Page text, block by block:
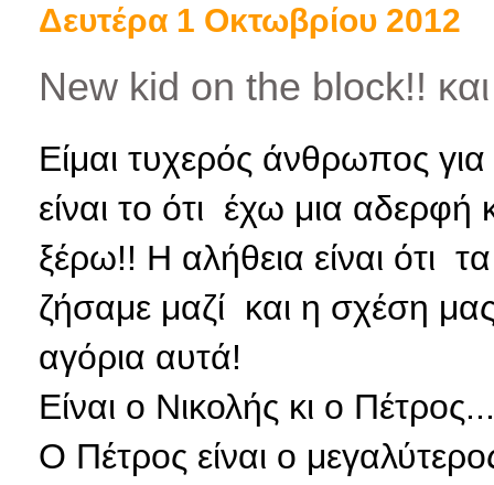
Δευτέρα 1 Οκτωβρίου 2012
New kid on the block!!
Είμαι τυχερός άνθρωπος
είναι το ότι έχω μια
ξέρω!! Η αλήθεια είναι ότι
ζήσαμε μαζί και η σχέση
αγόρια αυτά!
Είναι ο Νικολής κι ο Πέτρος...
Ο Πέτρος είναι ο